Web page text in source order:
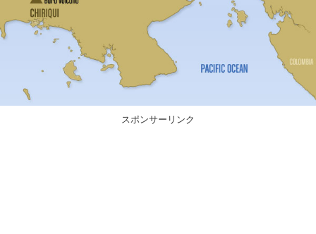
スポンサーリンク